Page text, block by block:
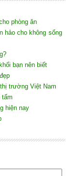
phòng ăn
hảo cho không sống
bạn nên biết
trường Việt Nam
tấm
hiện nay